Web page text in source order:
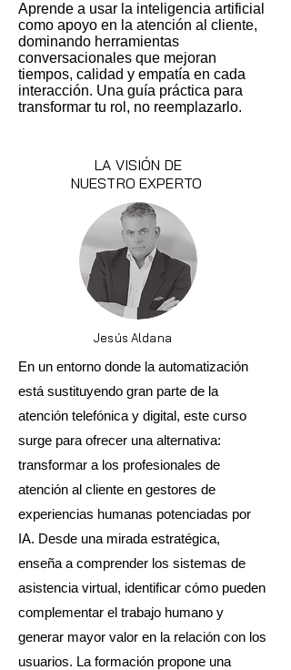
Aprende a usar la inteligencia artificial
como apoyo en la atención al cliente,
dominando herramientas
conversacionales que mejoran
tiempos, calidad y empatía en cada
interacción. Una guía práctica para
transformar tu rol, no reemplazarlo.
LA VISIÓN DE
NUESTRO EXPERTO
Jesús Aldana
En un entorno donde la automatización
está sustituyendo gran parte de la
atención telefónica y digital, este curso
surge para ofrecer una alternativa:
transformar a los profesionales de
atención al cliente en gestores de
experiencias humanas potenciadas por
IA. Desde una mirada estratégica,
enseña a comprender los sistemas de
asistencia virtual, identificar cómo pueden
complementar el trabajo humano y
generar mayor valor en la relación con los
usuarios. La formación propone una